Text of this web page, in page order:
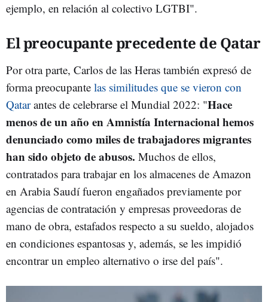
ejemplo, en relación al colectivo LGTBI".
El preocupante precedente de Qatar
Por otra parte, Carlos de las Heras también expresó de
forma preocupante las similitudes que se vieron con
Qatarantes de celebrarse el Mundial 2022: "Hace
menos de un año en Amnistía Internacional hemos
denunciado como miles de trabajadores migrantes
han sido objeto de abusos. Muchos de ellos,
contratados para trabajar en los almacenes de Amazon
en Arabia Saudí fueron engañados previamente por
agencias de contratación y empresas proveedoras de
mano de obra, estafados respecto a su sueldo, alojados
en condiciones espantosas y, además, se les impidió
encontrar un empleo alternativo o irse del país".